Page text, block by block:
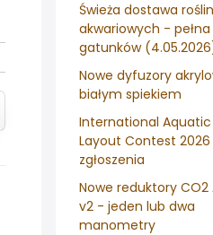
Świeża dostawa roślin
akwariowych -
gatunków
Nowe dyfuzory
białym spiekiem
International Aquatic
Layout Contest 2026
zgłoszenia
Nowe reduktory
v2 - jeden lub dwa
manometry